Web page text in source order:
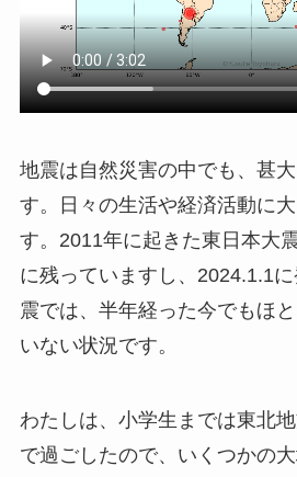
地震は自然災害の中でも、甚
す。日々の生活や経済活動に
す。2011年に起きた東日本大
に残っていますし、2024.1.1
震では、半年経った今でもほ
いない状況です。
わたしは、小学生までは東北地
で過ごしたので、いくつかの